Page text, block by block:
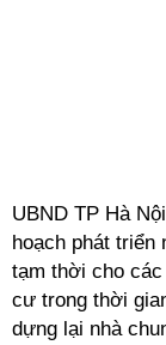
UBND TP Hà
hoạch phát
tạm thời cho
cư trong thời
dựng lại nhà